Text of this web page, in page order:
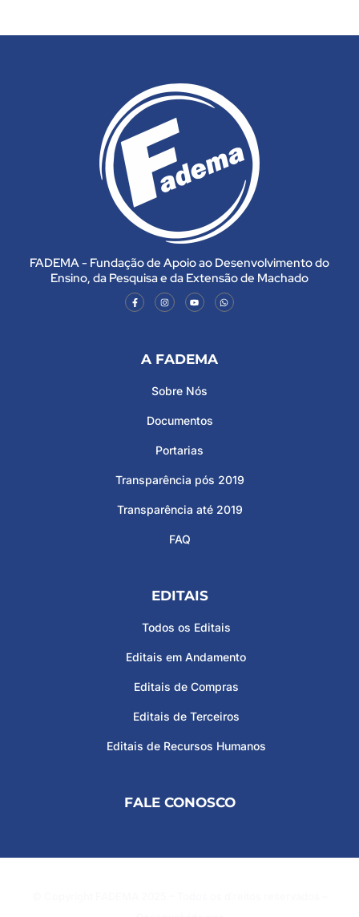
FADEMA - Fundação de Apoio ao Desenvolvimento do
Ensino, da Pesquisa e da Extensão de Machado
A FADEMA
Sobre Nós
Documentos
Portarias
Transparência pós 2019
Transparência até 2019
FAQ
EDITAIS
Todos os Editais
Editais em Andamento
Editais de Compras
Editais de Terceiros
Editais de Recursos Humanos
FALE CONOSCO